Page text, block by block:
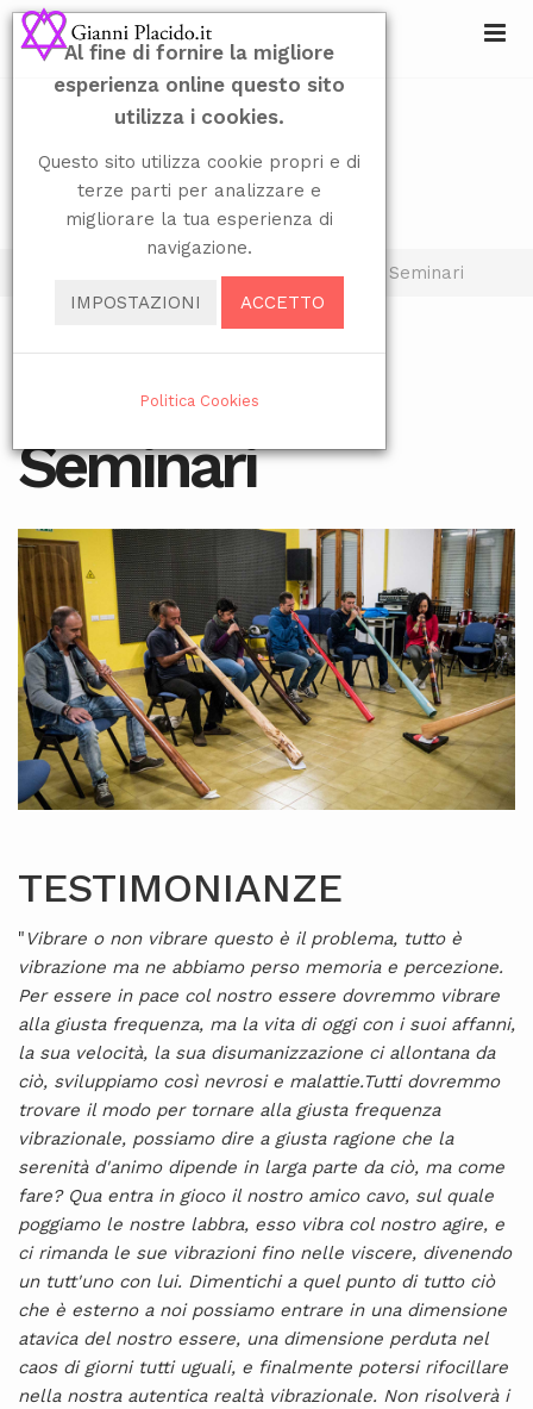
Didattica Corsi
Seminari
Seleziona la tua lingua
Seminari
TESTIMONIANZE
" Vibrare o non vibrare questo è il problema, tutto è
vibrazione ma ne abbiamo perso memoria e percezione.
Per essere in pace col nostro essere dovremmo vibrare
alla giusta frequenza, ma la vita di oggi con i suoi affanni,
la sua velocità, la sua disumanizzazione ci allontana da
ciò, sviluppiamo così nevrosi e malattie.Tutti dovremmo
trovare il modo per tornare alla giusta frequenza
vibrazionale, possiamo dire a giusta ragione che la
serenità d'animo dipende in larga parte da ciò, ma come
fare? Qua entra in gioco il nostro amico cavo, sul quale
poggiamo le nostre labbra, esso vibra col nostro agire, e
ci rimanda le sue vibrazioni fino nelle viscere, divenendo
un tutt'uno con lui. Dimentichi a quel punto di tutto ciò
che è esterno a noi possiamo entrare in una dimensione
atavica del nostro essere, una dimensione perduta nel
caos di giorni tutti uguali, e finalmente potersi rifocillare
nella nostra autentica realtà vibrazionale. Non risolverà i
Al fine di fornire la migliore
esperienza online questo sito
utilizza i cookies.
Questo sito utilizza cookie propri e di
terze parti per analizzare e
migliorare la tua esperienza di
navigazione.
IMPOSTAZIONI ACCETTO
Politica Cookies